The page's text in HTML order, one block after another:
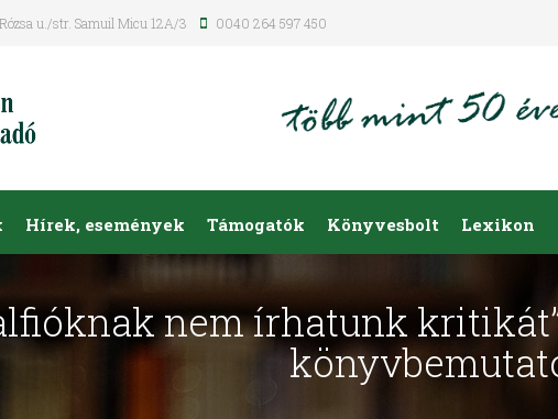
u./str. Samuil Micu 12A/3 0040 264 597 450
Hírek, események Támogatók Könyvesbolt Lexikon
nem írhatunk